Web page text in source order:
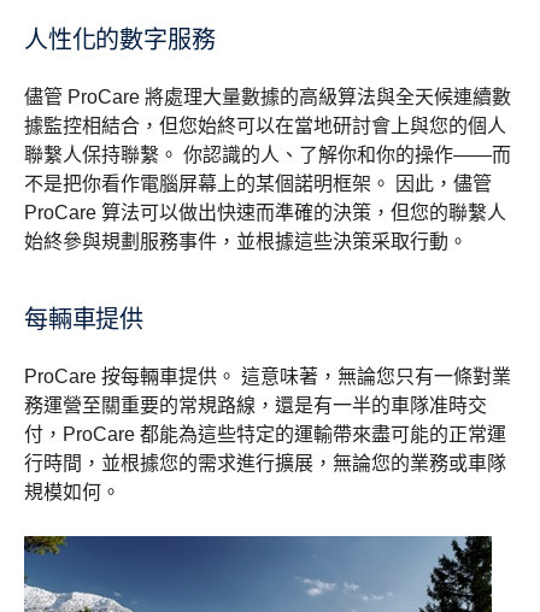
人性化的數字服務
儘管 ProCare 將處理大量數據的高級算法與全天候連續數
據監控相結合，但您始終可以在當地研討會上與您的個人
聯繫人保持聯繫。 你認識的人、了解你和你的操作——而
不是把你看作電腦屏幕上的某個諾明框架。 因此，儘管
ProCare 算法可以做出快速而準確的決策，但您的聯繫人
始終參與規劃服務事件，並根據這些決策采取行動。
每輛車提供
ProCare 按每輛車提供。 這意味著，無論您只有一條對業
務運營至關重要的常規路線，還是有一半的車隊准時交
付，ProCare 都能為這些特定的運輸帶來盡可能的正常運
行時間，並根據您的需求進行擴展，無論您的業務或車隊
規模如何。